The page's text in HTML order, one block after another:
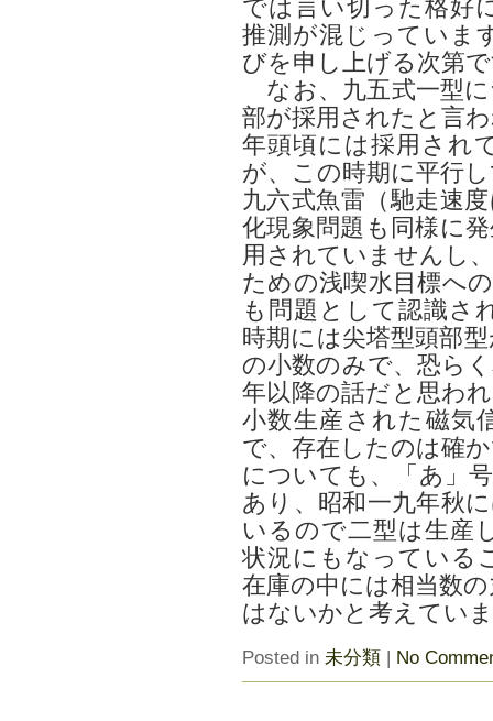
では言い切った格好
推測が混じっていま
びを申し上げる次第
なお、九五式一型
部が採用されたと言
年頭頃には採用され
が、この時期に平行
九六式魚雷（馳走速
化現象問題も同様に
用されていませんし
ための浅喫水目標へ
も問題として認識さ
時期には尖塔型頭部
の小数のみで、恐ら
年以降の話だと思わ
小数生産された磁気
で、存在したのは確
についても、「あ」
あり、昭和一九年秋
いるので二型は生産
状況にもなっている
在庫の中には相当数
はないかと考えてい
Posted in 未分類 | No